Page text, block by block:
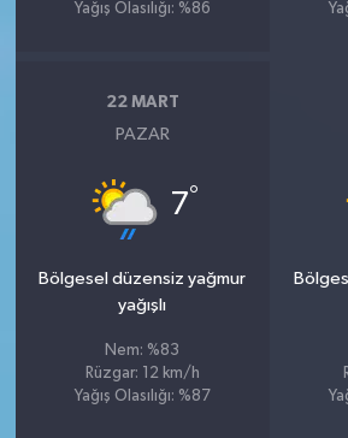
Yağış Olasılığı: %86
22 MART
PAZAR
7°
Bölgesel düzensiz yağmur
yağışlı
Nem: %83
Rüzgar: 12 km/h
Yağış Olasılığı: %87